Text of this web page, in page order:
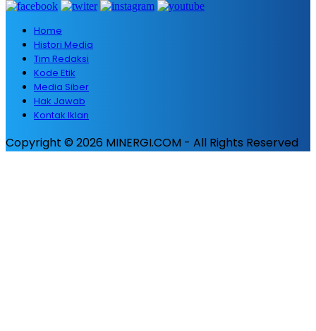
Home
Histori Media
Tim Redaksi
Kode Etik
Media Siber
Hak Jawab
Kontak Iklan
Copyright © 2026 MINERGI.COM - All Rights Reserved